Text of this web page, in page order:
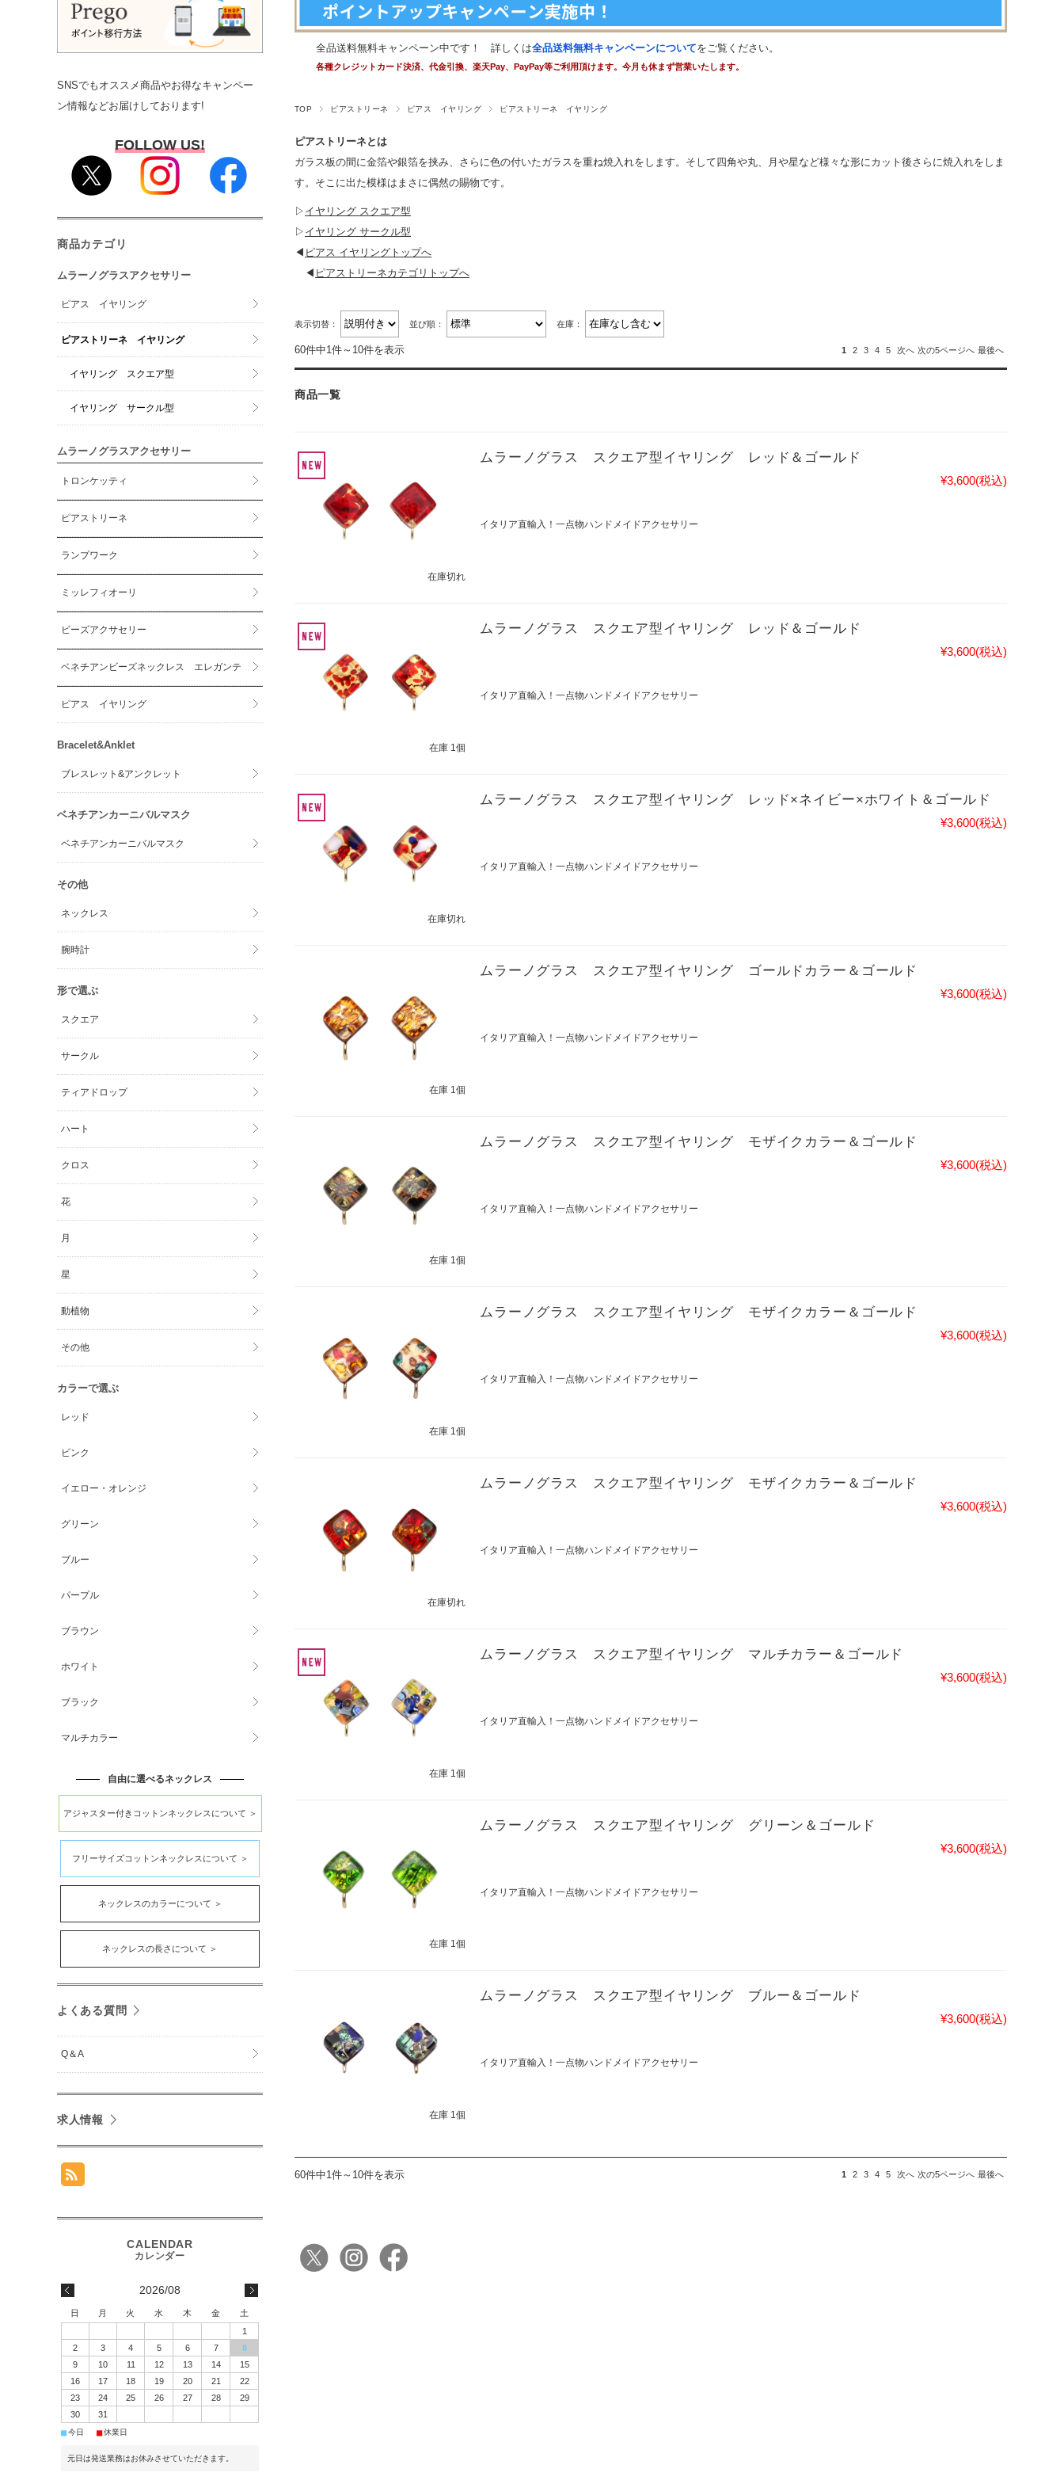
全品送料無料キャンペーン中です！ 詳しくは全品送料無料キャンペーンについてをご覧ください。
各種クレジットカード決済、代金引換、楽天Pay、PayPay等ご利用頂けます。今月も休まず営業いたします。
TOP ピアストリーネ ピアス イヤリング ピアストリーネ イヤリング
ピアストリーネとは
ガラス板の間に金箔や銀箔を挟み、さらに色の付いたガラスを重ね焼入れをします。そして四角や丸、月や星など様々な形にカット後さらに焼入れをしま
す。そこに出た模様はまさに偶然の賜物です。
▷ イヤリング スクエア型
▷ イヤリング サークル型
◀ ピアス イヤリングトップへ
◀ ピアストリーネカテゴリトップへ
表示切替： 並び順： 在庫：
60件中1件～10件を表示 1 2 3 4 5 次へ 次の5ページへ 最後へ
商品一覧
在庫切れ
ムラーノグラス スクエア型イヤリング レッド＆ゴールド
¥3,600(税込)
イタリア直輸入！一点物ハンドメイドアクセサリー
在庫 1個
ムラーノグラス スクエア型イヤリング レッド＆ゴールド
¥3,600(税込)
イタリア直輸入！一点物ハンドメイドアクセサリー
在庫切れ
ムラーノグラス スクエア型イヤリング レッド×ネイビー×ホワイト＆ゴールド
¥3,600(税込)
イタリア直輸入！一点物ハンドメイドアクセサリー
在庫 1個
ムラーノグラス スクエア型イヤリング ゴールドカラー＆ゴールド
¥3,600(税込)
イタリア直輸入！一点物ハンドメイドアクセサリー
在庫 1個
ムラーノグラス スクエア型イヤリング モザイクカラー＆ゴールド
¥3,600(税込)
イタリア直輸入！一点物ハンドメイドアクセサリー
在庫 1個
ムラーノグラス スクエア型イヤリング モザイクカラー＆ゴールド
¥3,600(税込)
イタリア直輸入！一点物ハンドメイドアクセサリー
在庫切れ
ムラーノグラス スクエア型イヤリング モザイクカラー＆ゴールド
¥3,600(税込)
イタリア直輸入！一点物ハンドメイドアクセサリー
在庫 1個
ムラーノグラス スクエア型イヤリング マルチカラー＆ゴールド
¥3,600(税込)
イタリア直輸入！一点物ハンドメイドアクセサリー
在庫 1個
ムラーノグラス スクエア型イヤリング グリーン＆ゴールド
¥3,600(税込)
イタリア直輸入！一点物ハンドメイドアクセサリー
在庫 1個
ムラーノグラス スクエア型イヤリング ブルー＆ゴールド
¥3,600(税込)
イタリア直輸入！一点物ハンドメイドアクセサリー
60件中1件～10件を表示 1 2 3 4 5 次へ 次の5ページへ 最後へ
SNSでもオススメ商品やお得なキャンペー
ン情報などお届けしております!
FOLLOW US!
商品カテゴリ
ムラーノグラスアクセサリー
ピアス イヤリング
ピアストリーネ イヤリング
イヤリング スクエア型
イヤリング サークル型
ムラーノグラスアクセサリー
トロンケッティ
ピアストリーネ
ランプワーク
ミッレフィオーリ
ビーズアクサセリー
ベネチアンビーズネックレス エレガンテ
ピアス イヤリング
Bracelet&Anklet
ブレスレット&アンクレット
ベネチアンカーニバルマスク
ベネチアンカーニバルマスク
その他
ネックレス
腕時計
形で選ぶ
スクエア
サークル
ティアドロップ
ハート
クロス
花
月
星
動植物
その他
カラーで選ぶ
レッド
ピンク
イエロー・オレンジ
グリーン
ブルー
パープル
ブラウン
ホワイト
ブラック
マルチカラー
自由に選べるネックレス
アジャスター付きコットンネックレスについて ＞
フリーサイズコットンネックレスについて ＞
ネックレスのカラーについて ＞
ネックレスの長さについて ＞
よくある質問
Q＆A
求人情報
2026/08
日 月 火 水 木 金
土
1
2
3 4 5 6 7
8
9
10 11 12 13 14
15
16
17 18 19 20 21
22
23
24 25 26 27 28
29
30
31
■今日 ■休業日
元日は発送業務はお休みさせていただきます。